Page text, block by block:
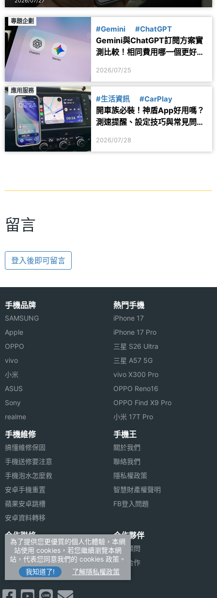
專題企劃
#Gemini #ChatGPT
Gemini與ChatGPT訂閱方案實
測比較！相同費用哪一個更好
2026/07/25
應用服務
#生活資訊 #CarPlay
開車族必裝！神盾App好用嗎？
測速提醒、設定技巧與常見問題
2026/07/28
留言
登入後即可留言
手機品牌
SAMSUNG
Apple
OPPO
vivo
小米
ASUS
Sony
realme
熱門手機
iPhone 17
iPhone 17 Pro
三星 S26 Ultra
三星 A57 5G
vivo X300 Pro
OPPO Reno16
OPPO Find X9 Pro
小米 17T Pro
手機維修
搞懂維修保固
手機送修要注意
手機泡水怎麼救
安卓手機重置
蘋果安卓跳槽
安卓資料轉移
手機王
關於我們
聯絡我們
隱私權政策
智慧財產權聲明
FB登入問題
合作聯絡
廣告刊登
加入商店報價
新聞聯絡
合作夥伴
法律顧問
媒體合作
為了提供您更優質的個人化體驗，本網
站使用 cookies，若您繼續瀏覽本網
站，代表您同意我們的 cookies 政策。
我知道了!
了解隱私權政策